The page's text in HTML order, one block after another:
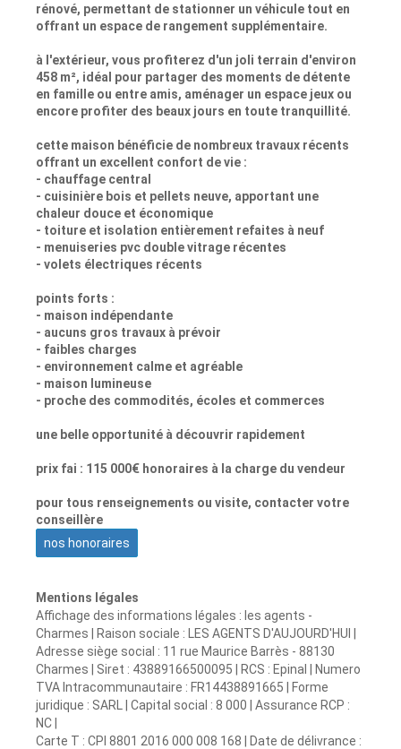
rénové, permettant de stationner un véhicule tout en
offrant un espace de rangement supplémentaire.
à l'extérieur, vous profiterez d'un joli terrain d'environ
458 m², idéal pour partager des moments de détente
en famille ou entre amis, aménager un espace jeux ou
encore profiter des beaux jours en toute tranquillité.
cette maison bénéficie de nombreux travaux récents
offrant un excellent confort de vie :
- chauffage central
- cuisinière bois et pellets neuve, apportant une
chaleur douce et économique
- toiture et isolation entièrement refaites à neuf
- menuiseries pvc double vitrage récentes
- volets électriques récents
points forts :
- maison indépendante
- aucuns gros travaux à prévoir
- faibles charges
- environnement calme et agréable
- maison lumineuse
- proche des commodités, écoles et commerces
une belle opportunité à découvrir rapidement
prix fai : 115 000€ honoraires à la charge du vendeur
pour tous renseignements ou visite, contacter votre
conseillère
nos honoraires
Mentions légales
Affichage des informations légales : les agents -
Charmes | Raison sociale : LES AGENTS D'AUJOURD'HUI |
Adresse siège social : 11 rue Maurice Barrès - 88130
Charmes | Siret : 43889166500095 | RCS : Epinal | Numero
TVA Intracommunautaire : FR14438891665 | Forme
juridique : SARL | Capital social : 8 000 | Assurance RCP :
NC |
Carte T : CPI 8801 2016 000 008 168 | Date de délivrance :